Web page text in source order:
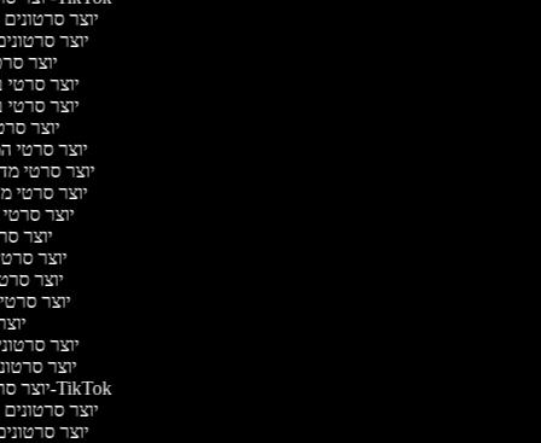
יוצר סרטונים
יוצר
יוצר
יוצר סרטי
יוצר סרטי
יוצר
יוצר סרטי
יוצר סרטי
יוצר סרטי
יוצר
יוצר
יוצר
יוצר
יוצר
יוצר
יוצר
יוצר סרטונים ל-TikTok
יוצר סרטונים
יוצר